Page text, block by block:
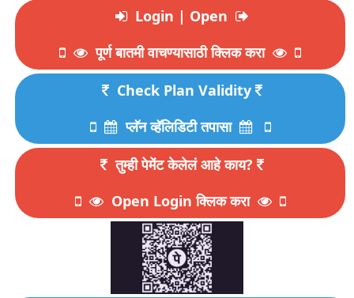
Login | Open
पूर्ण बातमी वाचण्यासाठी क्लिक करा
Check Plan Validity
प्लॅन व्हॅलिडिटी तपासा
तुम्ही पेमेंट केलेलं आहे काय?
Open Login क्लिक करा